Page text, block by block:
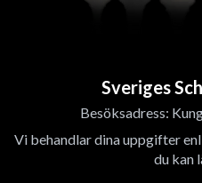
Sveriges
Besöksadress:
Vi behandlar dina uppgifter
du kan